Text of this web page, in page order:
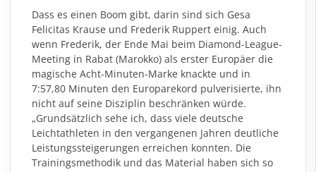
Dass es einen Boom gibt, darin sind sich Gesa
Felicitas Krause und Frederik Ruppert einig. Auch
wenn Frederik, der Ende Mai beim Diamond-League-
Meeting in Rabat (Marokko) als erster Europäer die
magische Acht-Minuten-Marke knackte und in
7:57,80 Minuten den Europarekord pulverisierte, ihn
nicht auf seine Disziplin beschränken würde.
„Grundsätzlich sehe ich, dass viele deutsche
Leichtathleten in den vergangenen Jahren deutliche
Leistungssteigerungen erreichen konnten. Die
Trainingsmethodik und das Material haben sich so